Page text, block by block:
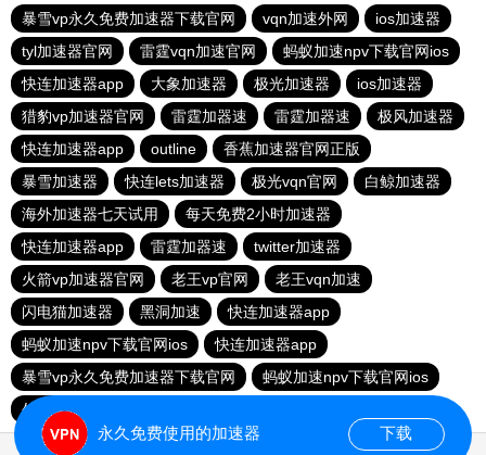
暴雪vp永久免费加速器下载官网
vqn加速外网
ios加速器
tyl加速器官网
雷霆vqn加速官网
蚂蚁加速npv下载官网ios
快连加速器app
大象加速器 极光加速器
ios加速器
猎豹vp加速器官网
雷霆加器速 雷霆加器速
极风加速器
快连加速器app
outline
香蕉加速器官网正版
暴雪加速器
快连lets加速器 极光vqn官网
白鲸加速器
海外加速器七天试用
每天免费2小时加速器
快连加速器app
雷霆加器速
twitter加速器
火箭vp加速器官网
老王vp官网
老王vqn加速
闪电猫加速器
黑洞加速
快连加速器app
蚂蚁加速npv下载官网ios
快连加速器app
暴雪vp永久免费加速器下载官网
蚂蚁加速npv下载官网ios
外网加速免费软件
永久免费使用的加速器 下载